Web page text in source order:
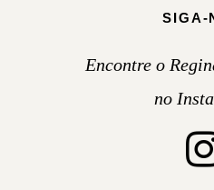
SIGA-
Encontre o
no